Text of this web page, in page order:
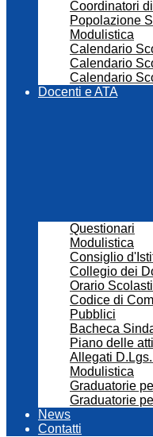
Coordinatori
Popolazione
Modulistica
Calendario
Calendario
Calendario
Docenti e ATA
Questionari
Modulistica
Consiglio
Collegio dei
Orario
Codice di
Pubblici
Bacheca
Piano delle
Allegati
Modulistica
Graduatorie
Graduatorie
News
Contatti